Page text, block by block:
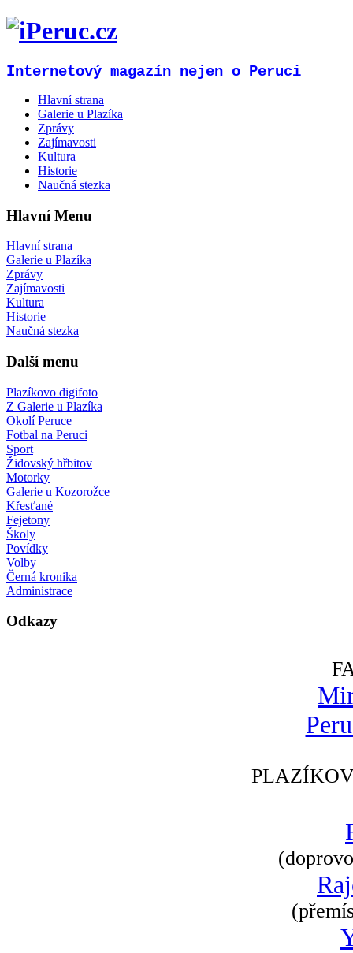
Internetový magazín nejen o Peruci
Hlavní strana
Galerie u Plazíka
Zprávy
Zajímavosti
Kultura
Historie
Naučná stezka
Hlavní Menu
Hlavní strana
Galerie u Plazíka
Zprávy
Zajímavosti
Kultura
Historie
Naučná stezka
Další menu
Plazíkovo digifoto
Z Galerie u Plazíka
Okolí Peruce
Fotbal na Peruci
Sport
Židovský hřbitov
Motorky
Galerie u Kozorožce
Křesťané
Fejetony
Školy
Povídky
Volby
Černá kronika
Administrace
Odkazy